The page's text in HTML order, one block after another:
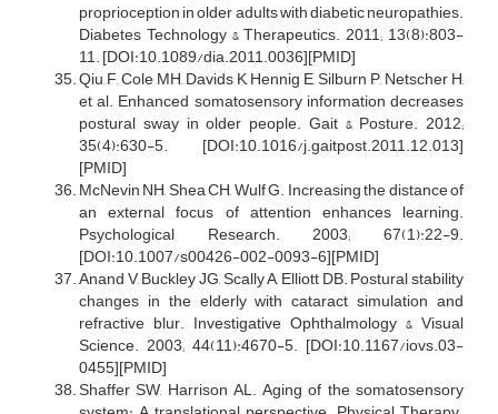
proprioception in older adults with diabetic neuropathies.
Diabetes Technology & Therapeutics. 2011; 13(8):803-
11. [DOI:10.1089/dia.2011.0036][PMID]
Qiu F, Cole MH, Davids K, Hennig E, Silburn P, Netscher H,
et al. Enhanced somatosensory information decreases
postural sway in older people. Gait & Posture. 2012;
35(4):630-5. [DOI:10.1016/j.gaitpost.2011.12.013]
[PMID]
McNevin NH, Shea CH, Wulf G. Increasing the distance of
an external focus of attention enhances learning.
Psychological Research. 2003; 67(1):22-9.
[DOI:10.1007/s00426-002-0093-6][PMID]
Anand V, Buckley JG, Scally A, Elliott DB. Postural stability
changes in the elderly with cataract simulation and
refractive blur. Investigative Ophthalmology & Visual
Science. 2003; 44(11):4670-5. [DOI:10.1167/iovs.03-
0455][PMID]
Shaffer SW, Harrison AL. Aging of the somatosensory